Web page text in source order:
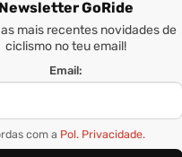
Newsletter GoRide
mais recentes novidades de
ciclismo no teu email!
Email:
com a Pol. Privacidade.